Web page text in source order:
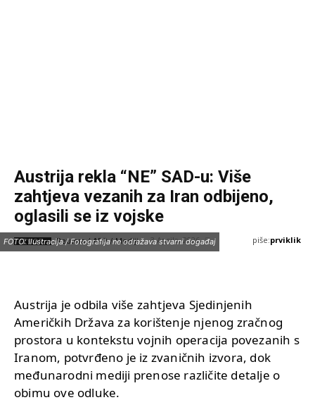
Austrija rekla “NE” SAD-u: Više
zahtjeva vezanih za Iran odbijeno,
oglasili se iz vojske
IZVOR: Reuters / AFP / Mediji 3 Aprila, 2026 piše:prviklik
FOTO: Ilustracija / Fotografija ne odražava stvarni događaj
Austrija je odbila više zahtjeva Sjedinjenih
Američkih Država za korištenje njenog zračnog
prostora u kontekstu vojnih operacija povezanih s
Iranom, potvrđeno je iz zvaničnih izvora, dok
međunarodni mediji prenose različite detalje o
obimu ove odluke.